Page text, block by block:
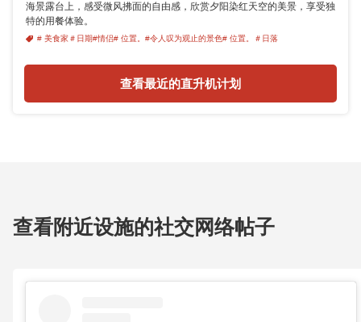
海景露台上，感受微风拂面的自由感，欣赏夕阳染红天空的美景，享受独
特的用餐体验。
# 美食家＃日期#情侣# 位置。 #令人叹为观止的景色# 位置。 ＃日落
查看最近的直升机计划
查看附近设施的社交网络帖子